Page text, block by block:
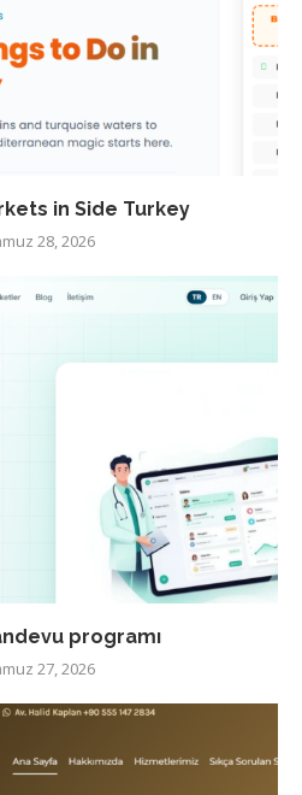
in Side Turkey
28, 2026
programı
27, 2026